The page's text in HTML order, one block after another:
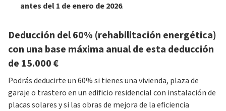
antes del 1 de enero de 2026.
Deducción del 60% (rehabilitación energética)
con una base máxima anual de esta deducción
de 15.000 €
Podrás deducirte un 60% si tienes una vivienda, plaza de
garaje o trastero en un edificio residencial con instalación de
placas solares y si las obras de mejora de la eficiencia